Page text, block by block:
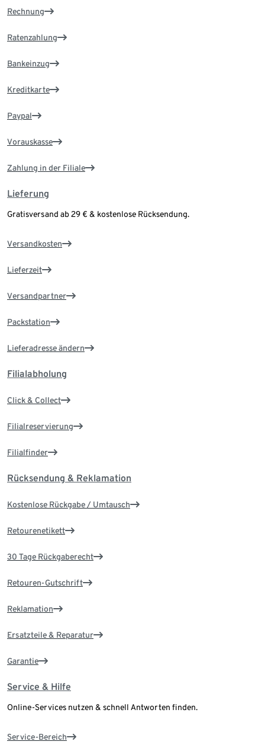
Rechnung
Ratenzahlung
Bankeinzug
Kreditkarte
Paypal
Vorauskasse
Zahlung in der Filiale
Lieferung
Gratisversand ab 29 € & kostenlose Rücksendung.
Versandkosten
Lieferzeit
Versandpartner
Packstation
Lieferadresse ändern
Filialabholung
Click & Collect
Filialreservierung
Filialfinder
Rücksendung & Reklamation
Kostenlose Rückgabe / Umtausch
Retourenetikett
30 Tage Rückgaberecht
Retouren-Gutschrift
Reklamation
Ersatzteile & Reparatur
Garantie
Service & Hilfe
Online-Services nutzen & schnell Antworten finden.
Service-Bereich